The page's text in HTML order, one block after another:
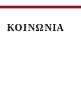
ΚΟΙΝΩΝΙΑ